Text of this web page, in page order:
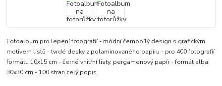
Fotoalbum pro lepení fotografií - módní černobílý design s grafickým
motivem listů - tvrdé desky z polaminovaného papíru - pro 400 fotografií
formátu 10x15 cm - černé vnitřní listy, pergamenový papír - formát alba:
30x30 cm - 100 stran celý popis